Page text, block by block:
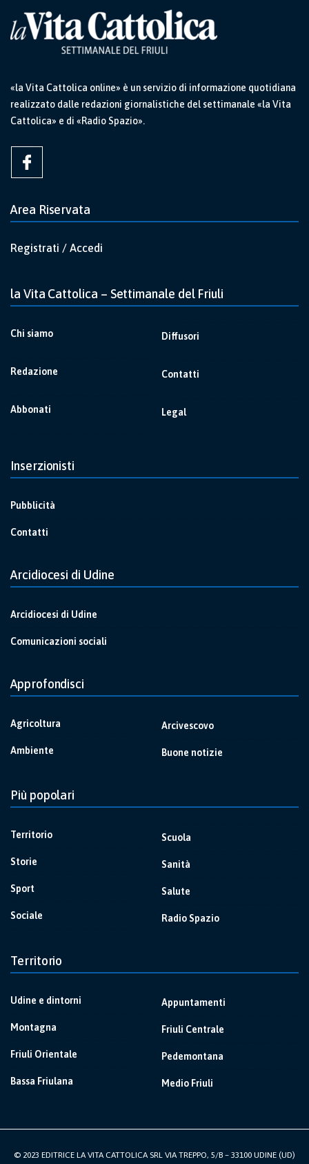
«la Vita Cattolica online» è un servizio di informazione quotidiana
realizzato dalle redazioni giornalistiche del settimanale «la Vita
Cattolica» e di «Radio Spazio».
Area Riservata
Registrati / Accedi
la Vita Cattolica – Settimanale del Friuli
Chi siamo
Redazione
Abbonati
Diffusori
Contatti
Legal
Inserzionisti
Pubblicità
Contatti
Arcidiocesi di Udine
Arcidiocesi di Udine
Comunicazioni sociali
Approfondisci
Agricoltura
Ambiente
Arcivescovo
Buone notizie
Più popolari
Territorio
Storie
Sport
Sociale
Scuola
Sanità
Salute
Radio Spazio
Territorio
Udine e dintorni
Montagna
Friuli Orientale
Bassa Friulana
Appuntamenti
Friuli Centrale
Pedemontana
Medio Friuli
© 2023 EDITRICE LA VITA CATTOLICA SRL VIA TREPPO, 5/B – 33100 UDINE (UD)